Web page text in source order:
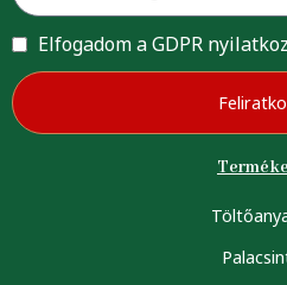
Elfogadom a GDPR